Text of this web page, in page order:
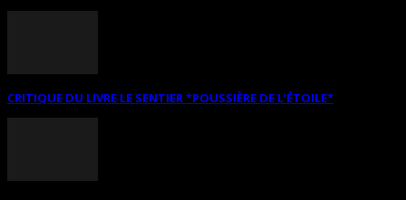
CRITIQUE DU LIVRE LE SENTIER *POUSSIÈRE DE L’ÉTOILE*